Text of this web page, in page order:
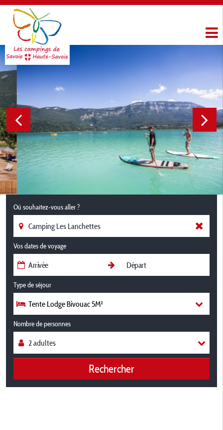
Où souhaitez-vous aller ?
Vos dates de voyage
Type de séjour
Tente Lodge Bivouac 5M²
Nombre de personnes
Rechercher